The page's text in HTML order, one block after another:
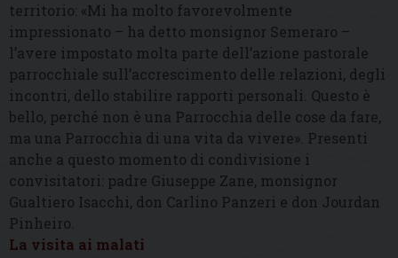
territorio: «Mi ha molto favorevolmente
impressionato – ha detto monsignor Semeraro –
l’avere impostato molta parte dell’azione pastorale
parrocchiale sull’accrescimento delle relazioni, degli
incontri, dello stabilire rapporti personali. Questo è
bello, perché non è una Parrocchia delle cose da fare,
ma una Parrocchia di una vita da vivere». Presenti
anche a questo momento di condivisione i
convisitatori: padre Giuseppe Zane, monsignor
Gualtiero Isacchi, don Carlino Panzeri e don Jourdan
Pinheiro.
La visita ai malati